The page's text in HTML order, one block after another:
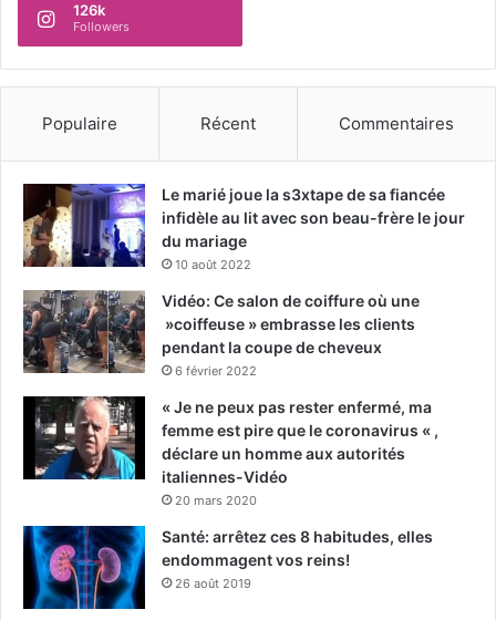
126k
Followers
Populaire Récent Commentaires
Le marié joue la s3xtape de sa fiancée
infidèle au lit avec son beau-frère le jour
du mariage
10 août 2022
Vidéo: Ce salon de coiffure où une
»coiffeuse » embrasse les clients
pendant la coupe de cheveux
6 février 2022
« Je ne peux pas rester enfermé, ma
femme est pire que le coronavirus « ,
déclare un homme aux autorités
italiennes-Vidéo
20 mars 2020
Santé: arrêtez ces 8 habitudes, elles
endommagent vos reins!
26 août 2019